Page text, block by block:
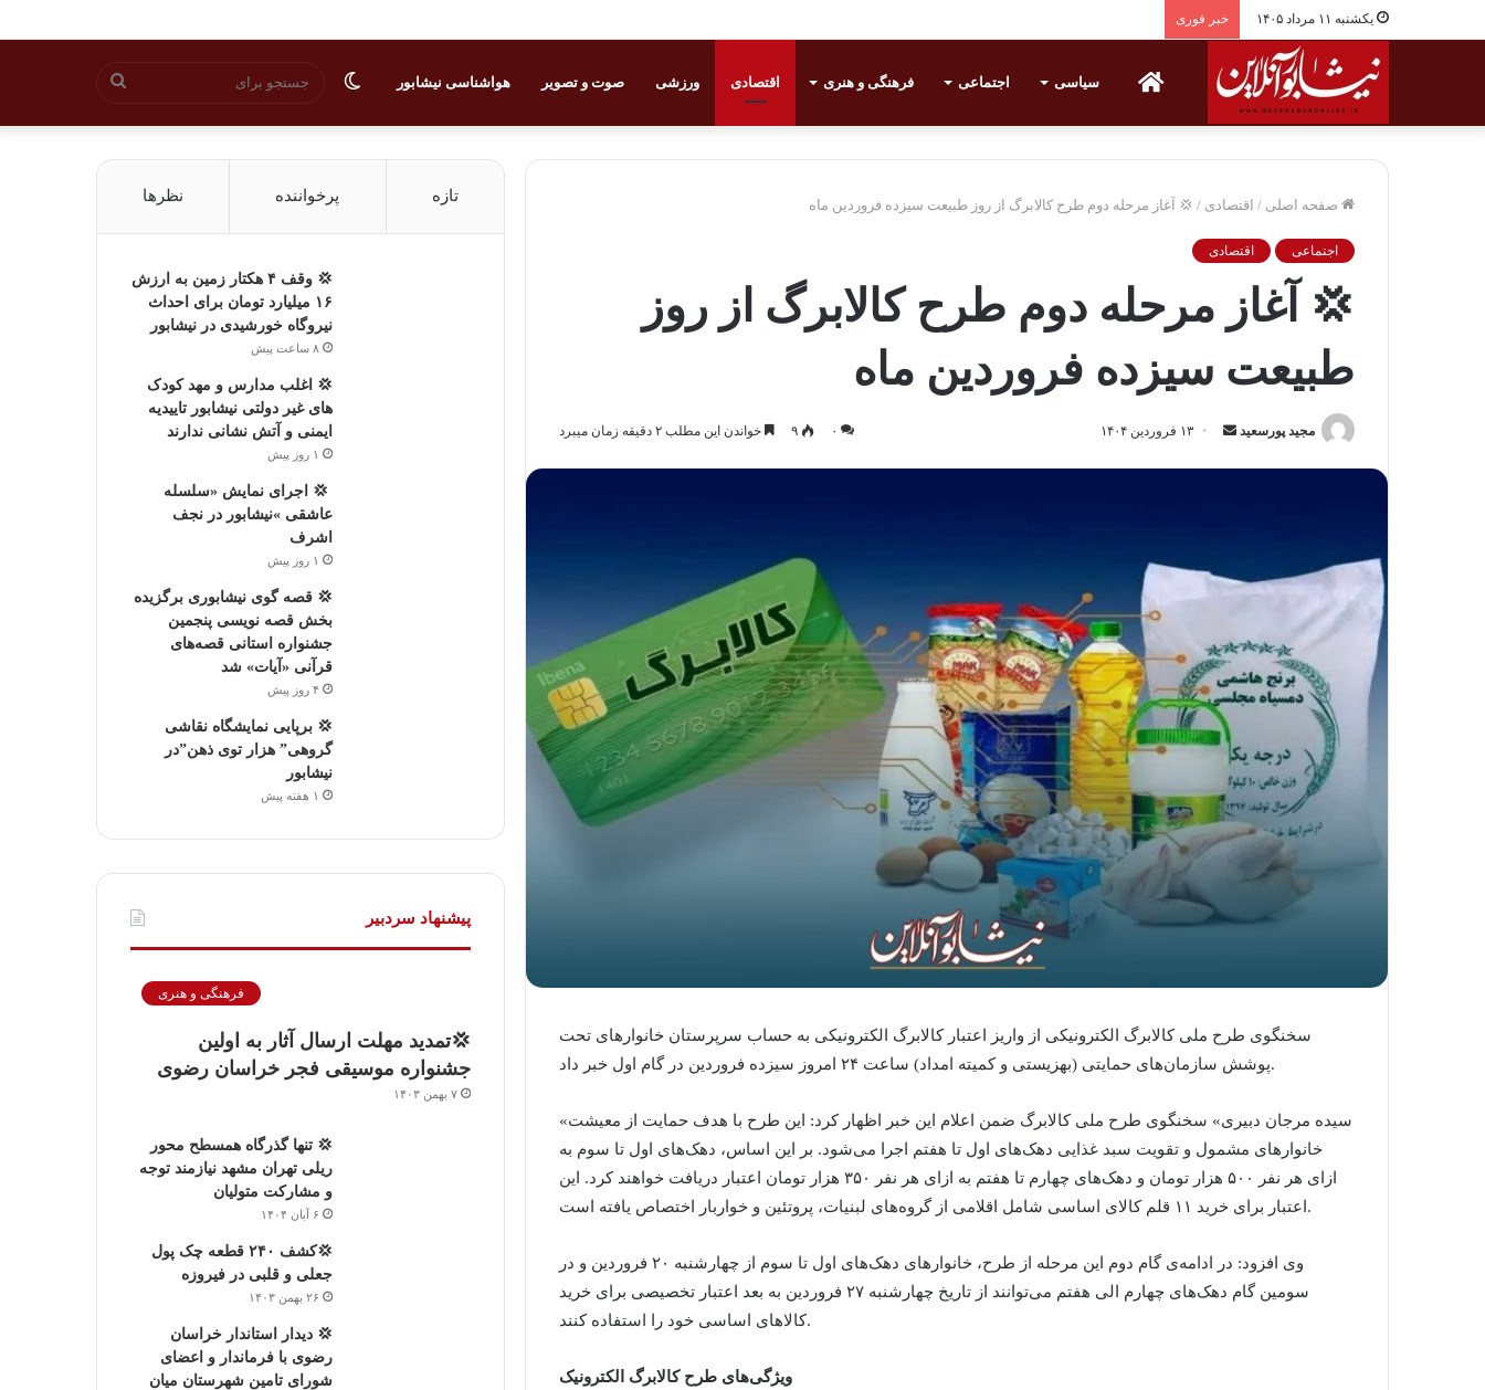
یکشنبه ۱۱ مرداد ۱۴۰۵ خبر فوری
سیاسی اجتماعی فرهنگی و هنری اقتصادی ورزشی صوت و تصویر هواشناسی نیشابور
صفحه اصلی / اقتصادی / 💢 آغاز مرحله دوم طرح کالابرگ از روز طبیعت سیزده فروردین‌ ماه
اجتماعی اقتصادی
💢 آغاز مرحله دوم طرح کالابرگ از روز
طبیعت سیزده فروردین‌ ماه
مجید پورسعید
ی
م
ی
ل
۱۳ فروردین ۱۴۰۴ ۰ ۹ خواندن این مطلب ۲ دقیقه زمان میبرد
سخنگوی طرح ملی کالابرگ الکترونیکی از واریز اعتبار کالابرگ الکترونیکی به حساب سرپرستان خانوار‌های تحت
پوشش سازمان‌های حمایتی (بهزیستی و کمیته امداد) ساعت ۲۴ امروز سیزده فروردین در گام اول خبر داد.
«سیده مرجان دبیری» سخنگوی طرح ملی کالابرگ ضمن اعلام این خبر اظهار کرد: این طرح با هدف حمایت از معیشت
خانوار‌های مشمول و تقویت سبد غذایی دهک‌های اول تا هفتم اجرا می‌شود. بر این اساس، دهک‌های اول تا سوم به
ازای هر نفر ۵۰۰ هزار تومان و دهک‌های چهارم تا هفتم به ازای هر نفر ۳۵۰ هزار تومان اعتبار دریافت خواهند کرد. این
اعتبار برای خرید ۱۱ قلم کالای اساسی شامل اقلامی از گروه‌های لبنیات، پروتئین و خواربار اختصاص یافته است.
وی افزود: در ادامه‌ی گام دوم این مرحله از طرح، خانوار‌های دهک‌های اول تا سوم از چهارشنبه ۲۰ فروردین و در
سومین گام دهک‌های چهارم الی هفتم می‌توانند از تاریخ چهارشنبه ۲۷ فروردین به بعد اعتبار تخصیصی برای خرید
کالا‌های اساسی خود را استفاده کنند.
ویژگی‌های طرح کالابرگ الکترونیک
تازه پرخواننده نظرها
💢 وقف ۴ هکتار زمین به ارزش
۱۶ میلیارد تومان برای احداث
نیروگاه خورشیدی در نیشابور
۸ ساعت پیش
💢 اغلب مدارس و مهد کودک
های غیر دولتی نیشابور تاییدیه
ایمنی و آتش نشانی ندارند
۱ روز پیش
‍ 💢 اجرای نمایش «سلسله
عاشقی »نیشابور در نجف
اشرف
۱ روز پیش
💢 قصه گوی نیشابوری برگزیده
بخش قصه نویسی پنجمین
جشنواره استانی قصه‌های
قرآنی «آیات» شد
۴ روز پیش
💢 برپایی نمایشگاه نقاشی
گروهی” هزار توی ذهن”در
نیشابور
۱ هفته پیش
پیشنهاد سردبیر
فرهنگی و هنری
💢تمدید مهلت ارسال آثار به اولین
جشنواره موسیقی فجر خراسان رضوی
۷ بهمن ۱۴۰۳
💢 تنها گذرگاه همسطح محور
ریلی تهران مشهد نیازمند توجه
و مشارکت متولیان
۶ آبان ۱۴۰۴
💢کشف ۲۴۰ قطعه چک پول
جعلی و قلبی در فیروزه
۲۶ بهمن ۱۴۰۳
💢 دیدار استاندار خراسان
رضوی با فرماندار و اعضای
شورای تامین شهرستان میان